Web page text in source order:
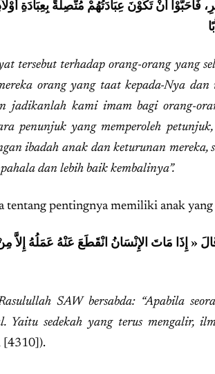
فَأَحَبُّوْا أَنْ تَكُوْنَ عِبَادَتُهُمْ مُتَّصِلَةً بِعِبَادَةِ
tersebut terhadap orang-orang yang
orang yang taat kepada-Nya dan
jadikanlah kami imam bagi orang-
penunjuk yang memperoleh
ibadah anak dan keturunan
dan lebih baik kembalinya”.
tentang pentingnya memiliki anak yang
إِذَا مَاتَ الإِنْسَانُ انْقَطَعَ عَنْهُ عَمَلُهُ إِلاَّ مِنْ
SAW bersabda: “Apabila
Yaitu sedekah yang terus mengalir,
[4310]).